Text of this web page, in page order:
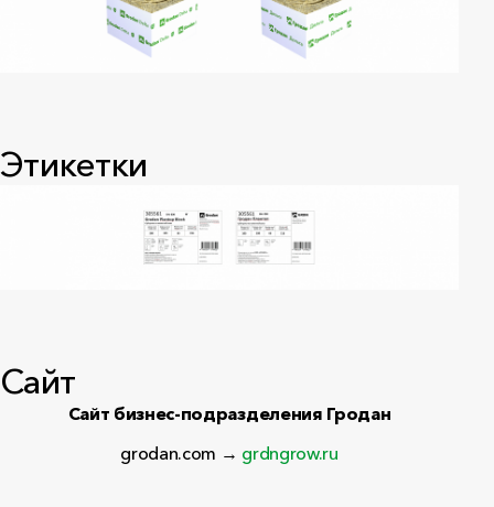
Этикетки
Сайт
Сайт бизнес-подразделения Гродан
grodan.com → grdngrow.ru